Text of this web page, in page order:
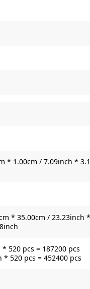
* 1.00cm / 7.09inch *
* 35.00cm / 23.23inch *
* 520 pcs = 187200 pcs
* 520 pcs = 452400 pcs